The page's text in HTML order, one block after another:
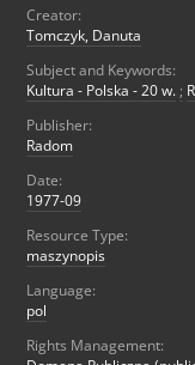
Creator:
Tomczyk, Danuta
Subject and Keywords:
Kultura - Polska - 20 w. ;
Publisher:
Radom
Date:
1977-09
Resource Type:
maszynopis
Language:
pol
Rights Management: